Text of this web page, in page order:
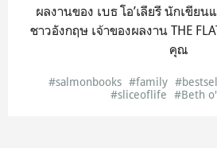
ผลงานของ เบธ​ โอ’เลียรี นักเขีย
ชาวอังกฤษ เจ้าของผลงาน THE
คุณ
#salmonbooks #family
#sliceoflife #Beth